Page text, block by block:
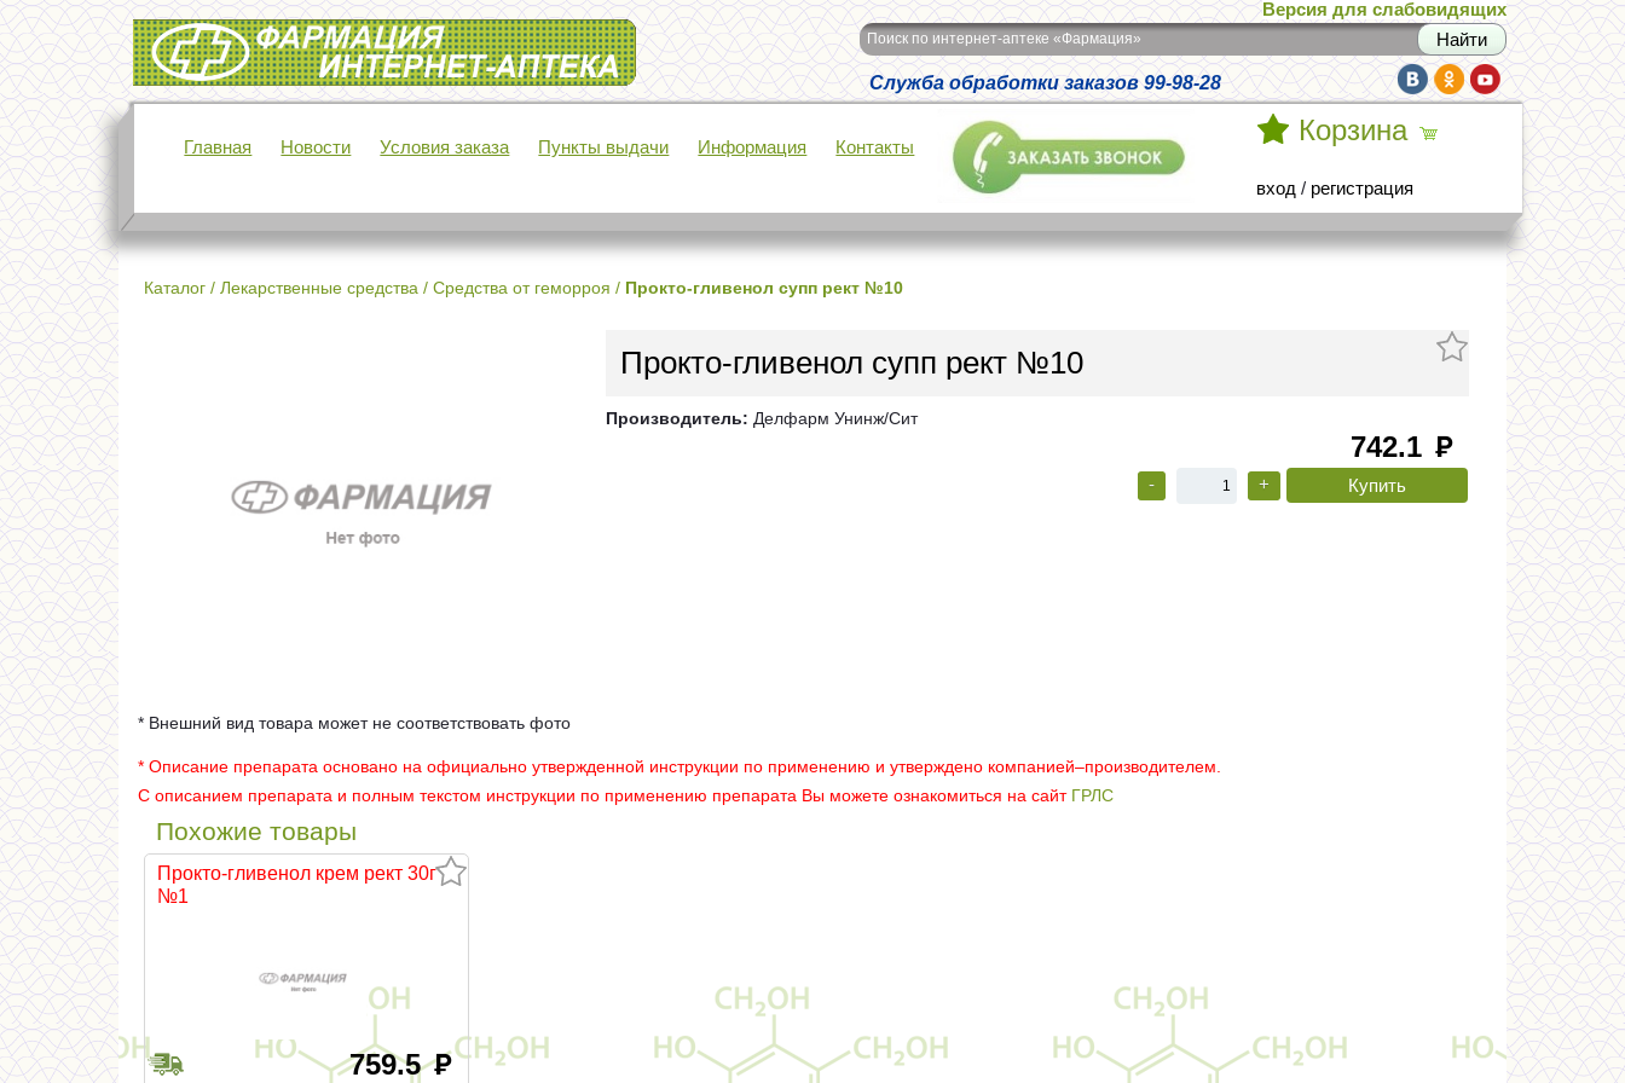
Интернет-аптека Фармация
Версия для слабовидящих
Поиск по интернет-аптеке «Фармация»
Служба обработки заказов 99-98-28
Главная Новости Условия заказа Пункты выдачи Информация Контакты
Корзина
вход / регистрация
Каталог / Лекарственные средства / Средства от геморроя / Прокто-гливенол супп рект №10
Прокто-гливенол супп рект №10
Производитель: Делфарм Унинж/Сит
742.1 руб
- +
* Внешний вид товара может не соответствовать фото
* Описание препарата основано на официально утвержденной инструкции по применению и утверждено компанией–производителем.
С описанием препарата и полным текстом инструкции по применению препарата Вы можете ознакомиться на сайт ГРЛС
Похожие товары
Прокто-гливенол крем рект 30г
№1
759.5руб